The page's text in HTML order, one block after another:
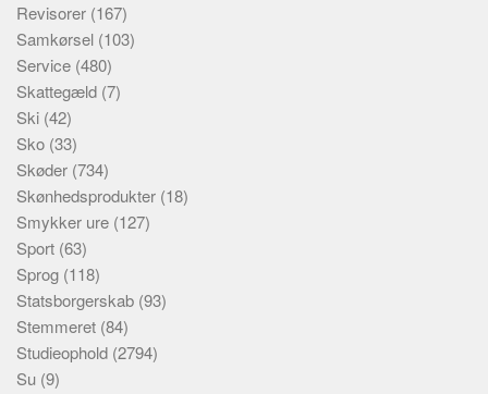
Revisorer (167)
Samkørsel (103)
Service (480)
Skattegæld (7)
Ski (42)
Sko (33)
Skøder (734)
Skønhedsprodukter (18)
Smykker ure (127)
Sport (63)
Sprog (118)
Statsborgerskab (93)
Stemmeret (84)
Studieophold (2794)
Su (9)